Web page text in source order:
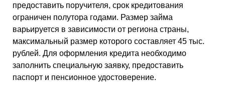
предоставить поручителя, срок кредитования
ограничен полутора годами. Размер займа
варьируется в зависимости от региона страны,
максимальный размер которого составляет 45 тыс.
рублей. Для оформления кредита необходимо
заполнить специальную заявку, предоставить
паспорт и пенсионное удостоверение.